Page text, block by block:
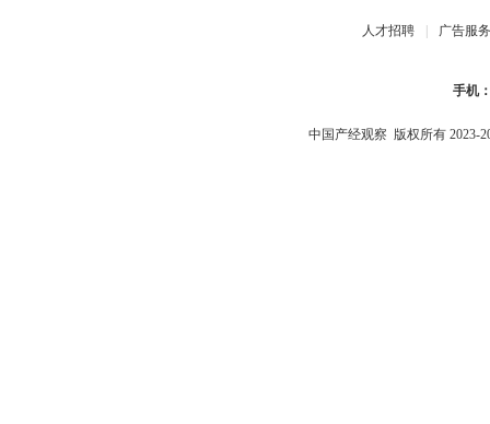
人才招聘 | 广告服务
手机
中国产经观察 版权所有 2023-